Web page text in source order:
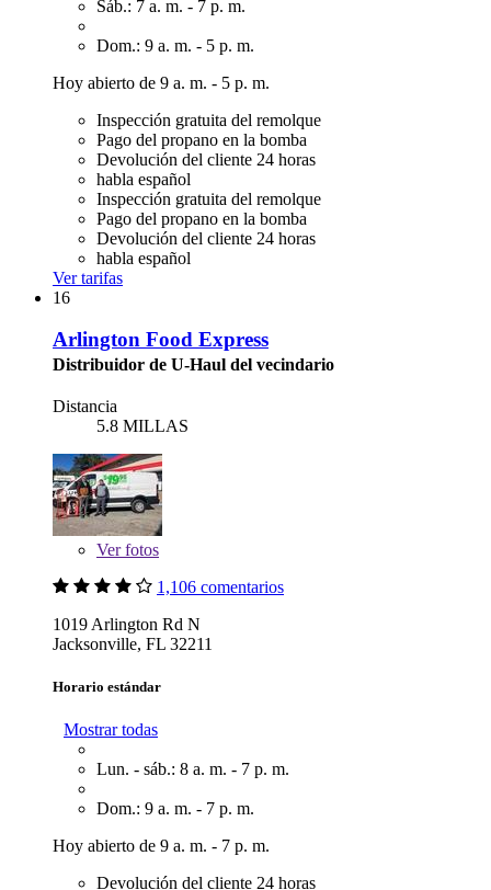
Sáb.: 7 a. m. - 7 p. m.
Dom.: 9 a. m. - 5 p. m.
Hoy abierto de 9 a. m. - 5 p. m.
Inspección gratuita del remolque
Pago del propano en la bomba
Devolución del cliente 24 horas
habla español
Inspección gratuita del remolque
Pago del propano en la bomba
Devolución del cliente 24 horas
habla español
Ver tarifas
16
Arlington Food Express
Distribuidor de U-Haul del vecindario
Distancia
5.8 MILLAS
Verfotos
1,106 comentarios
1019 Arlington Rd N
Jacksonville, FL 32211
Horario estándar
Mostrar todas
Lun. - sáb.: 8 a. m. - 7 p. m.
Dom.: 9 a. m. - 7 p. m.
Hoy abierto de 9 a. m. - 7 p. m.
Devolución del cliente 24 horas